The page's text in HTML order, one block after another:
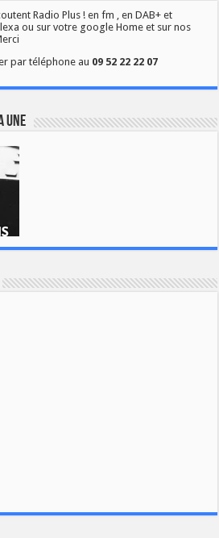
Radio Plus ! en fm , en DAB+ et
ou sur votre google Home et sur nos
par téléphone au 09 52 22 22 07
une